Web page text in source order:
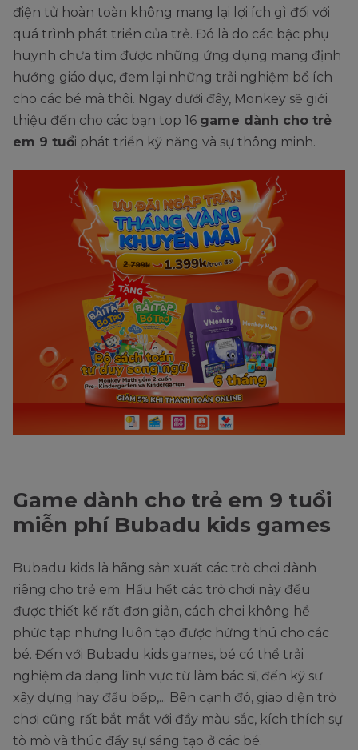
điện tử hoàn toàn không mang lại lợi ích gì đối với
quá trình phát triển của trẻ. Đó là do các bậc phụ
huynh chưa tìm được những ứng dụng mang định
hướng giáo dục, đem lại những trải nghiệm bổ ích
cho các bé mà thôi. Ngay dưới đây, Monkey sẽ giới
thiệu đến cho các bạn top 16 game dành cho trẻ
em 9 tuổi phát triển kỹ năng và sự thông minh.
Game dành cho trẻ em 9 tuổi
miễn phí Bubadu kids games
Bubadu kids là hãng sản xuất các trò chơi dành
riêng cho trẻ em. Hầu hết các trò chơi này đều
được thiết kế rất đơn giản, cách chơi không hề
phức tạp nhưng luôn tạo được hứng thú cho các
bé. Đến với Bubadu kids games, bé có thể trải
nghiệm đa dạng lĩnh vực từ làm bác sĩ, đến kỹ sư
xây dựng hay đầu bếp,... Bên cạnh đó, giao diện trò
chơi cũng rất bắt mắt với đầy màu sắc, kích thích sự
tò mò và thúc đẩy sự sáng tạo ở các bé.